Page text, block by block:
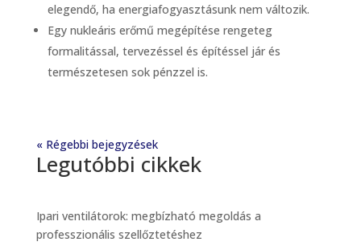
elegendő, ha energiafogyasztásunk nem változik.
Egy nukleáris erőmű megépítése rengeteg
formalitással, tervezéssel és építéssel jár és
természetesen sok pénzzel is.
« Régebbi bejegyzések
Legutóbbi cikkek
Ipari ventilátorok: megbízható megoldás a
professzionális szellőztetéshez